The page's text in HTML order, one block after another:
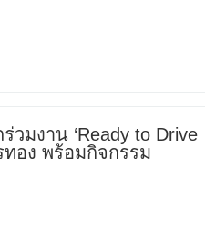
มงาน ‘Ready to Drive
ทอง พร้อมกิจกรรม